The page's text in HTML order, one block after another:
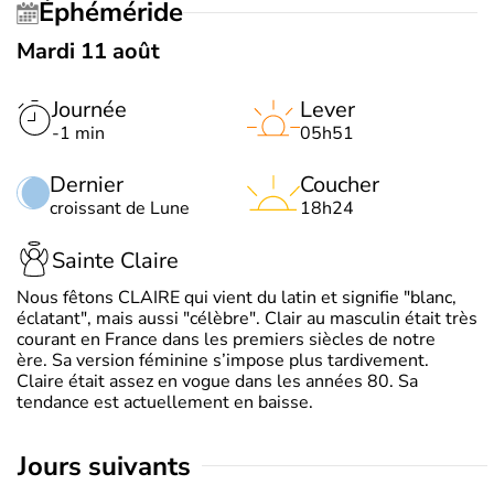
Éphéméride
Mardi 11 août
Journée
-1 min
Dernier
croissant de Lune
Lever
05h51
Coucher
18h24
Sainte Claire
Nous fêtons CLAIRE qui vient du latin et signifie "blanc,
éclatant", mais aussi "célèbre". Clair au masculin était très
courant en France dans les premiers siècles de notre
ère. Sa version féminine s’impose plus tardivement.
Claire était assez en vogue dans les années 80. Sa
tendance est actuellement en baisse.
jours suivants